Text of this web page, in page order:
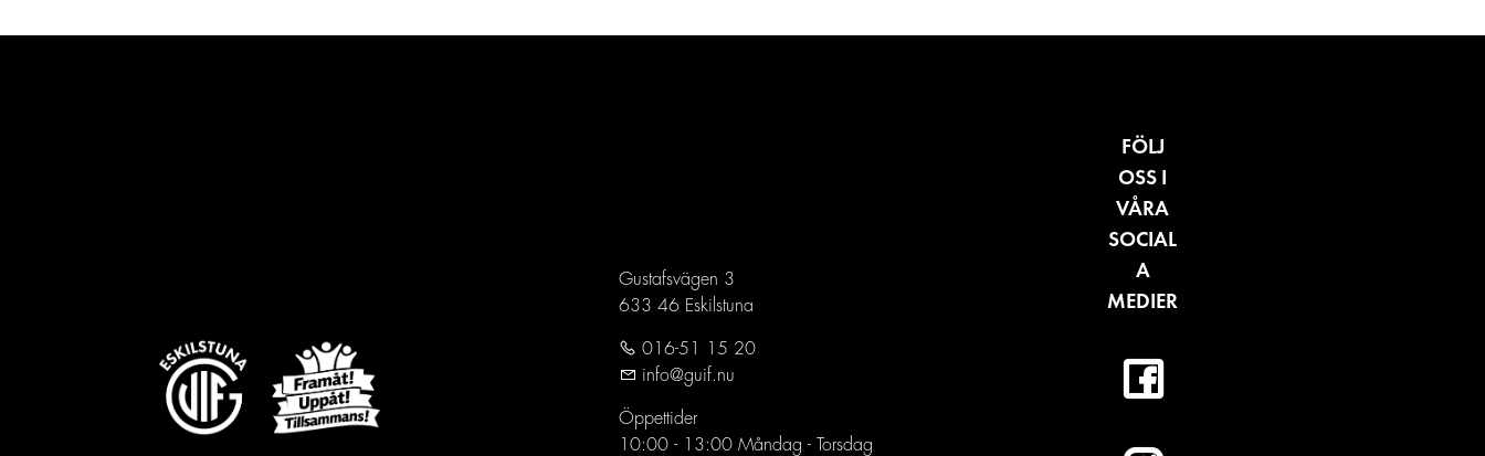
Gustafsvägen 3
633 46 Eskilstuna
016-51 15 20
info@guif.nu
Öppettider
10:00 - 13:00 Måndag - Torsdag
FÖLJ
OSS I
VÅRA
SOCIAL
A
MEDIER